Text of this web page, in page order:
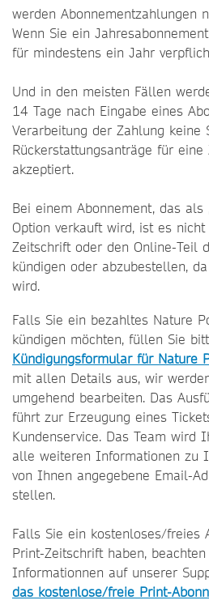
werden Abonnementzahlungen
Wenn Sie ein
für mindestens ein Jahr
Und in den meisten Fällen
14 Tage nach Eingabe eines
Verarbeitung der Zahlung keine
Rückerstattungsanträge für
akzeptiert.
Bei einem Abonnement, das als
Option verkauft wird, ist es
Zeitschrift oder den Online-Teil
kündigen oder abzubestellen,
wird.
Falls Sie ein bezahltes Nature
kündigen möchten, füllen Sie
Kündigungsformular für Nature
mit allen Details aus, wir
umgehend bearbeiten. Das
führt zur Erzeugung eines
Kundenservice. Das Team wird
alle weiteren Informationen zu
von Ihnen angegebene Email-
stellen.
Falls Sie ein kostenloses/freies
Print-Zeitschrift haben,
Informationnen auf unserer
das kostenlose/freie Print-